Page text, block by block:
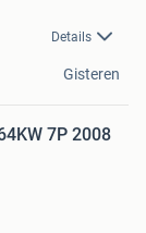
Details
Gisteren
7P 2008